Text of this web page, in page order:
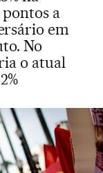
a
em
No
o atual